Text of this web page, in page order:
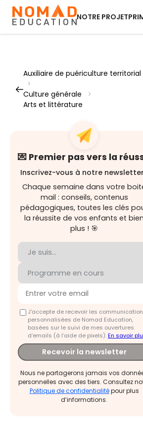
NOTRE PROJET
Auxiliaire de puériculture territorial
>
Culture générale
>
Arts et littérature
💌 Premier pas vers la
Inscrivez-vous à notre
Chaque semaine dans votre
mail : conseils, contenus
pédagogiques, toutes les clés
la réussite de vos enfants et bien
plus ! 🎯
J'accepte de recevoir les
personnalisées de Nomad Education,
basées sur le suivi de mes ouvertures
d'emails (à l’aide de pixels).En savoir
Recevoir la newsletter
Nous ne partagerons jamais vos
personnelles avec des tiers. Consultez
Politique de confidentialitépour plus
d’informations.